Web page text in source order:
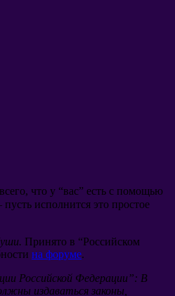
, что у “вас” есть с помощью
пусть исполнится это простое
. Принято в “Российском
на форуме.
Российской Федерации”: В
издаваться законы